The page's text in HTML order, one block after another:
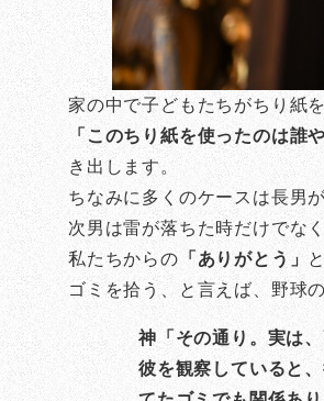
家の中で子どもたちがちり紙
「このちり紙を使ったのは誰
き出します。
ちなみに多くのケースは長男
次男は雷が落ちた時だけでな
私たちからの 「ありがとう」
ゴミを拾う、と言えば、野球
神「その通り。実は
彼を観察していると